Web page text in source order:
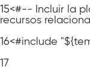
15<#-- Incluir la
recursos
16<#include
17